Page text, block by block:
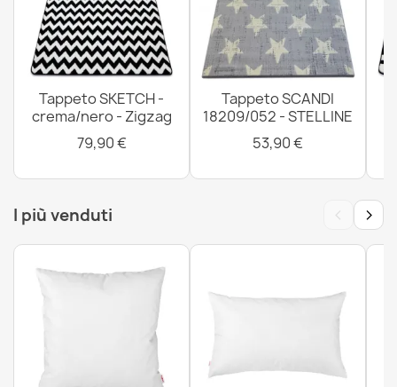
Tappeto BCF Morad TRELIS trifoglio marocchino - grigio
chiaro
10,90 €
Tappeto BCF Morad RUTA Rombi, geometrico - nero /
10,90 €
Tappeto SKETCH -
crema/nero - Zigzag
79,90 €
Tappeto SCANDI
18209/052 - STELLINE
53,90 €
I più venduti ‹ ›